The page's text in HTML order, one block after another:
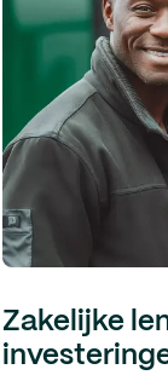
Zakelijke